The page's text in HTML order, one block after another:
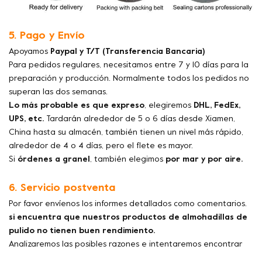
5. Pago y Envío
Apoyamos Paypal y T/T (Transferencia Bancaria)
Para pedidos regulares, necesitamos entre 7 y 10 días para la
preparación y producción. Normalmente todos los pedidos no
superan las dos semanas.
Lo más probable es que expreso, elegiremos DHL, FedEx,
UPS, etc. Tardarán alrededor de 5 o 6 días desde Xiamen,
China hasta su almacén, también tienen un nivel más rápido,
alrededor de 4 o 4 días, pero el flete es mayor.
Si órdenes a granel , también elegimos por mar y por aire.
6. Servicio postventa
Por favor envíenos los informes detallados como comentarios.
si encuentra que nuestros productos de almohadillas de
pulido no tienen buen rendimiento.
Analizaremos las posibles razones e intentaremos encontrar